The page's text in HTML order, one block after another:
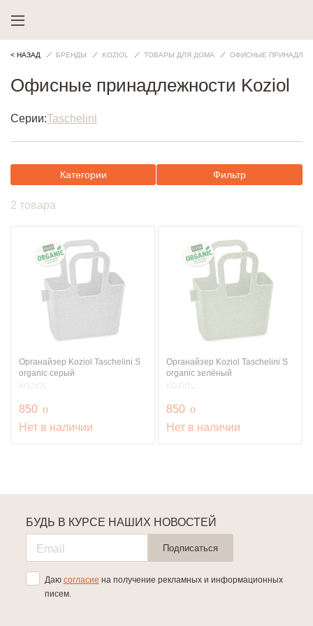
< НАЗАД БРЕНДЫ KOZIOL ТОВАРЫ ДЛЯ ДОМА ОФИСНЫЕ
Офисные принадлежности Koziol
Серии:Taschelini
Категории Фильтр
2 товара
Органайзер Koziol Taschelini S
organic серый
KOZIOL
850 руб.
o
Нет в наличии
Органайзер Koziol Taschelini S
organic зелёный
KOZIOL
850 руб.
o
Нет в наличии
БУДЬ В КУРСЕ НАШИХ НОВОСТЕЙ
Подписаться
Даю согласие на получение рекламных и информационных
писем.